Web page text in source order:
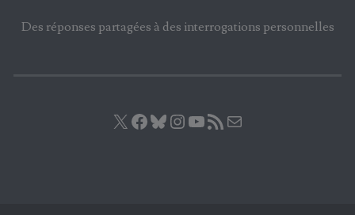
Des réponses partagées à des interrogations personnelles
X Facebook
Bluesky
Instagram
YouTube
Flux RSS